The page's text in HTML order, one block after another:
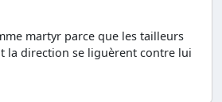
martyr parce que les tailleurs
la direction se liguèrent contre lui